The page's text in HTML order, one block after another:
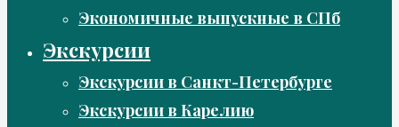
Экономичные выпускные в СПб
Экскурсии
Экскурсии в Санкт-Петербурге
Экскурсии в Карелию